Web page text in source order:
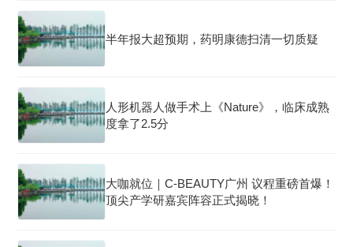
半年报大超预期，药明康德扫清一切质疑
人形机器人做手术上《Nature》，临床成熟
度拿了2.5分
大咖就位｜C-BEAUTY广州 议程重磅首爆！
顶尖产学研嘉宾阵容正式揭晓！